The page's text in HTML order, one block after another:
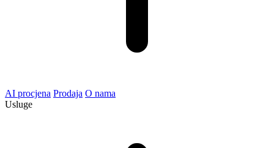
AI procjena Prodaja O nama
Usluge